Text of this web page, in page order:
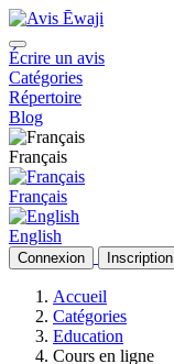
Écrire un avis
Catégories
Répertoire
Blog
Français
Français
English
Connexion Inscription
Accueil
Catégories
Education
Cours en ligne